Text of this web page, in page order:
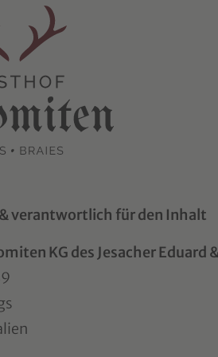
verantwortlich für den Inhalt
KG des Jesacher Eduard